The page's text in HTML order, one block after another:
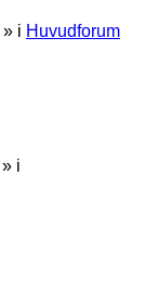
» i Huvudforum
» i